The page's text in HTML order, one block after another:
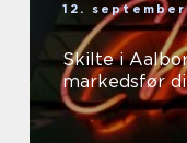
12. september
Skilte i
markedsfør